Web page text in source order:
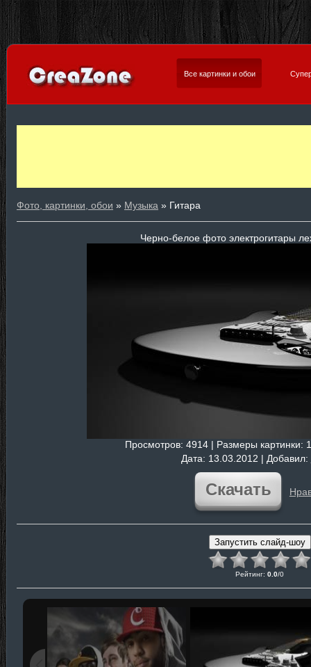
Все картинки и обои
Фото, картинки, обои » Музыка » Гитара
Черно-белое фото электрогитары
Просмотров: 4914 | Размеры картинки:
Дата: 13.03.2012 | Добавил:
Скачать
Рейтинг: 0.0/0